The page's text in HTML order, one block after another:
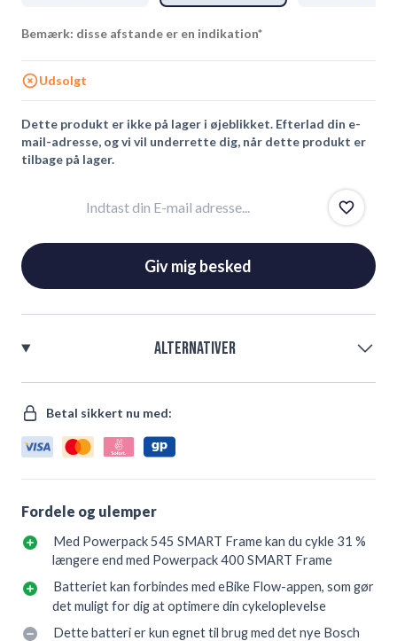
Bemærk: disse afstande er en indikation*
Udsolgt
Dette produkt er ikke på lager i øjeblikket. Efterlad din e-
mail-adresse, og vi vil underrette dig, når dette produkt er
tilbage på lager.
Giv mig besked
Alternativer
Betal sikkert nu med:
Fordele og ulemper
Med Powerpack 545 SMART Frame kan du cykle 31 %
længere end med Powerpack 400 SMART Frame
Batteriet kan forbindes med eBike Flow-appen, som gør
det muligt for dig at optimere din cykeloplevelse
Dette batteri er kun egnet til brug med det nye Bosch